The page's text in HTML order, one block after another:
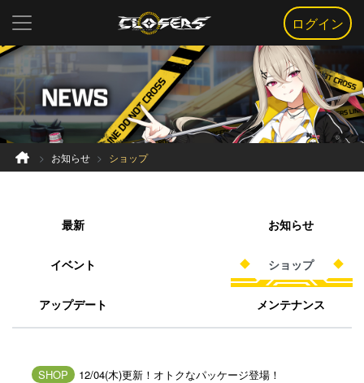
ログイン
お知らせ ショップ
最新 お知らせ
イベント ショップ
アップデート メンテナンス
SHOP 12/04(木)更新！オトクなパッケージ登場！